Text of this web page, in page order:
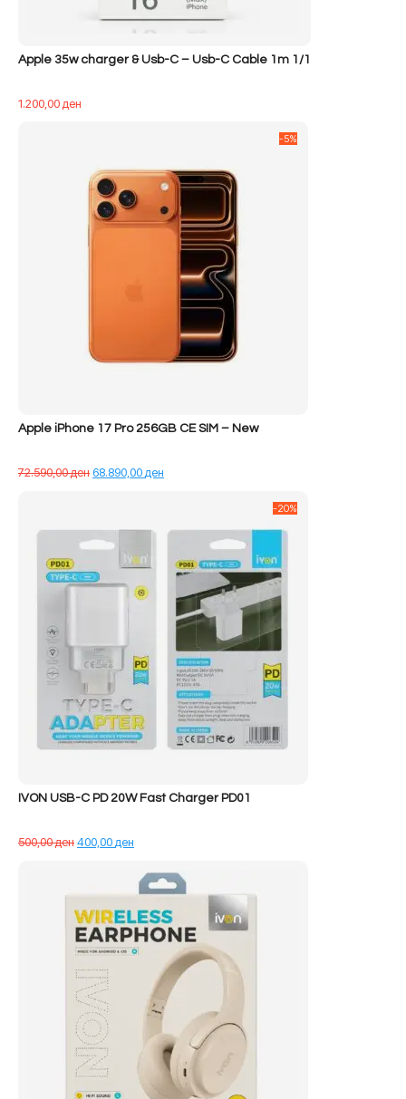
Apple 35w charger & Usb-C – Usb-C Cable 1m 1/1
1.200,00ден
Apple iPhone 17 Pro 256GB CE SIM – New
72.590,00денÇmimi
68.890,00ден
68.890,00 ден.
-5%
IVON USB-C PD 20W Fast Charger PD01
500,00денÇmimi
400,00ден
tanishëm
është:
400,00 ден.
-20%